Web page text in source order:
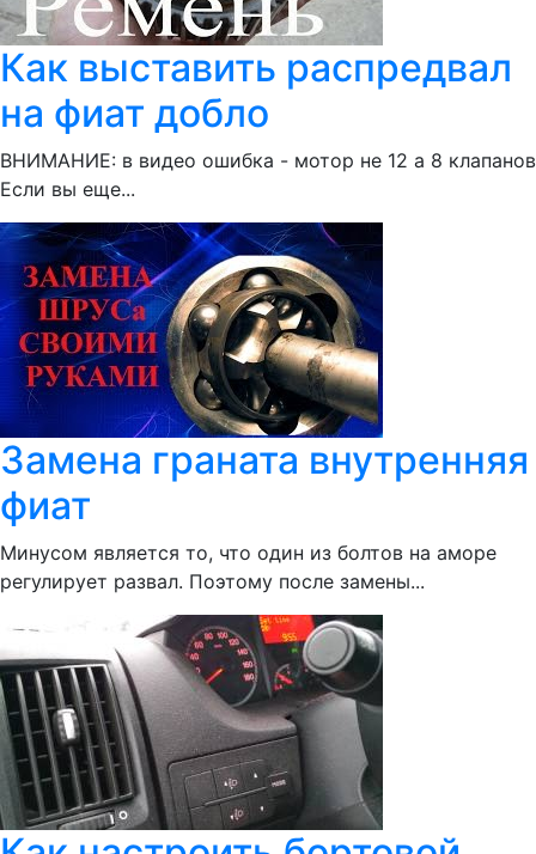
Как выставить распредвал
на фиат добло
ВНИМАНИЕ: в видео ошибка - мотор не 12 а 8 клапанов
Если вы еще...
Замена граната внутренняя
фиат
Минусом является то, что один из болтов на аморе
регулирует развал. Поэтому после замены...